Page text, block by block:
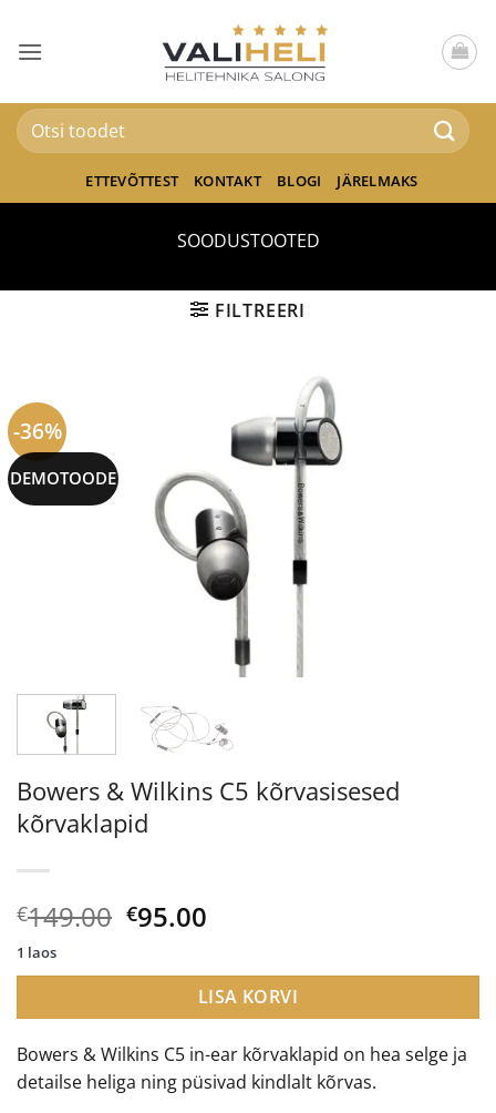
content
Otsi:
ETTEVÕTTEST KONTAKT BLOGI JÄRELMAKS
SOODUSTOOTED
FILTREERI
-36%
DEMOTOODE
Bowers & Wilkins C5 kõrvasisesed
kõrvaklapid
€149.00 Algne
oli:
€149.00.
€95.00
is:
€95.00.
Bowers & Wilkins C5 in-ear kõrvaklapid on hea selge ja
detailse heliga ning püsivad kindlalt kõrvas.
1 laos
LISA KORVI